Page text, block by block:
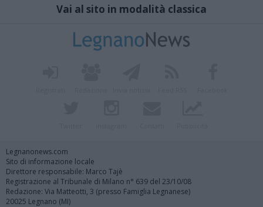
Vai al sito in modalità classica
Legnanonews.com
Sito di informazione locale
Direttore responsabile: Marco Tajè
Registrazione al Tribunale di Milano n° 639 del 23/10/08
Redazione: Via Matteotti, 3 (presso Famiglia Legnanese)
20025 Legnano (MI)